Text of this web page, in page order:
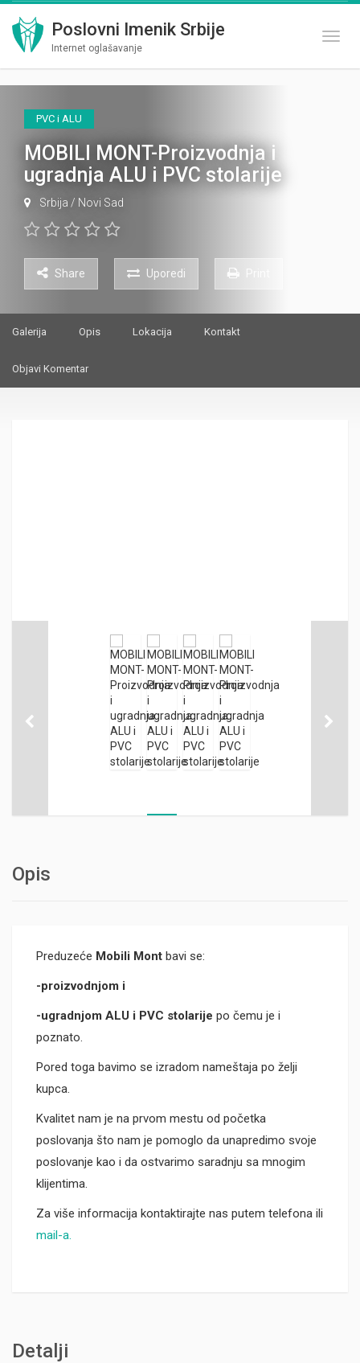
Poslovni Imenik Srbije
Internet oglašavanje
PVC i ALU
MOBILI MONT-Proizvodnja i
ugradnja ALU i PVC stolarije
Srbija / Novi Sad
Share Uporedi
Galerija Opis Lokacija Kontakt
Objavi Komentar
Opis
Preduzeće Mobili Mont bavi se:
-proizvodnjom i
-ugradnjom ALU i PVC stolarije po čemu je i
poznato.
Pored toga bavimo se izradom nameštaja po želji
kupca.
Kvalitet nam je na prvom mestu od početka
poslovanja što nam je pomoglo da unapredimo svoje
poslovanje kao i da ostvarimo saradnju sa mnogim
klijentima.
Za više informacija kontaktirajte nas putem telefona ili
mail-a.
Detalji